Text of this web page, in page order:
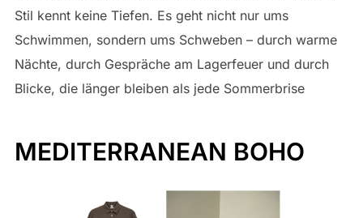
Stil kennt keine Tiefen. Es geht nicht nur ums
Schwimmen, sondern ums Schweben – durch warme
Nächte, durch Gespräche am Lagerfeuer und durch
Blicke, die länger bleiben als jede Sommerbrise
MEDITERRANEAN BOHO